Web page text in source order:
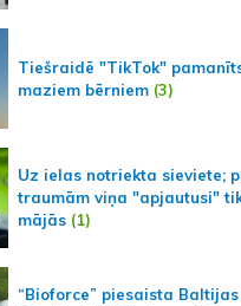
Tiešraidē "TikTok"
maziem bērniem (3)
Uz ielas notriekta sieviete;
traumām viņa "apjautusi"
mājās (1)
“Bioforce” piesaista